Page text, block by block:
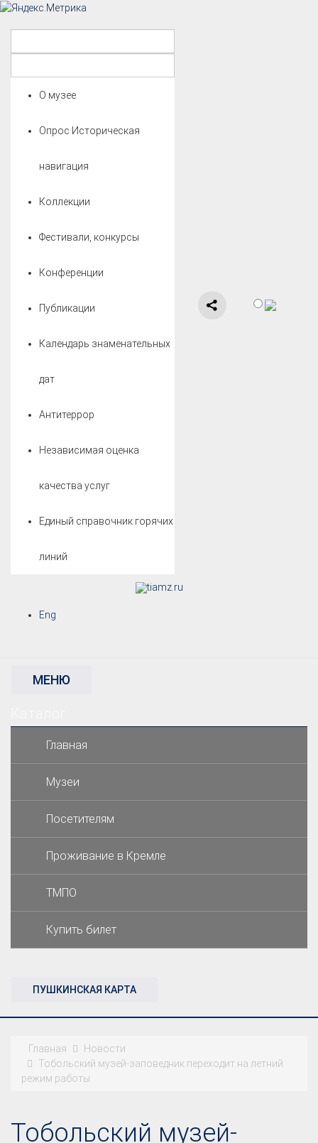
Eng
О музее
Опрос Историческая
навигация
Коллекции
Фестивали, конкурсы
Конференции
Публикации
Календарь знаменательных
дат
Антитеррор
Независимая оценка
качества услуг
Единый справочник горячих
линий
МЕНЮ
Главная
Музеи
Посетителям
Проживание в Кремле
ТМПО
Купить билет
ПУШКИНСКАЯ КАРТА
Главная
Новости
Тобольский музей-заповедник переходит на летний
режим работы
Тобольский музей-